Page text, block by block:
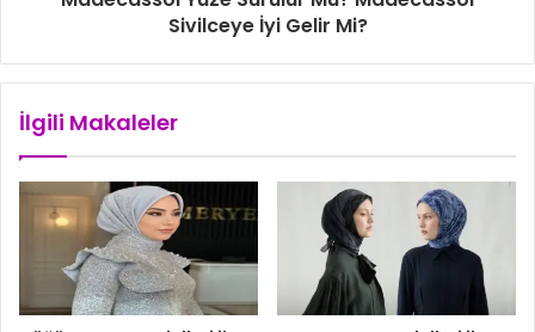
Sivilceye İyi Gelir Mi?
İlgili Makaleler